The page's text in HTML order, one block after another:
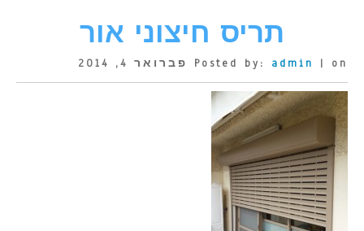
תריס חיצוני אור
Posted by: admin | on פברואר 4, 2014